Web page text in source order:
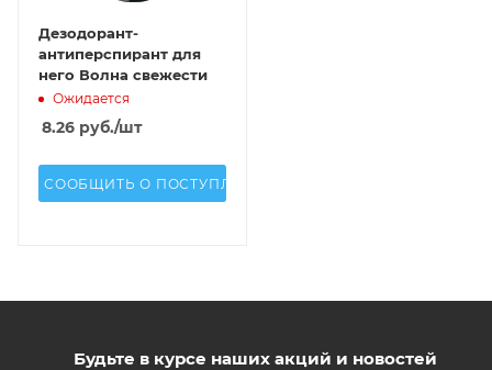
Дезодорант-
антиперспирант для
него Волна свежести
Ожидается
8.26 руб./шт
СООБЩИТЬ О ПОСТУПЛЕНИИ
Будьте в курсе наших акций и новостей